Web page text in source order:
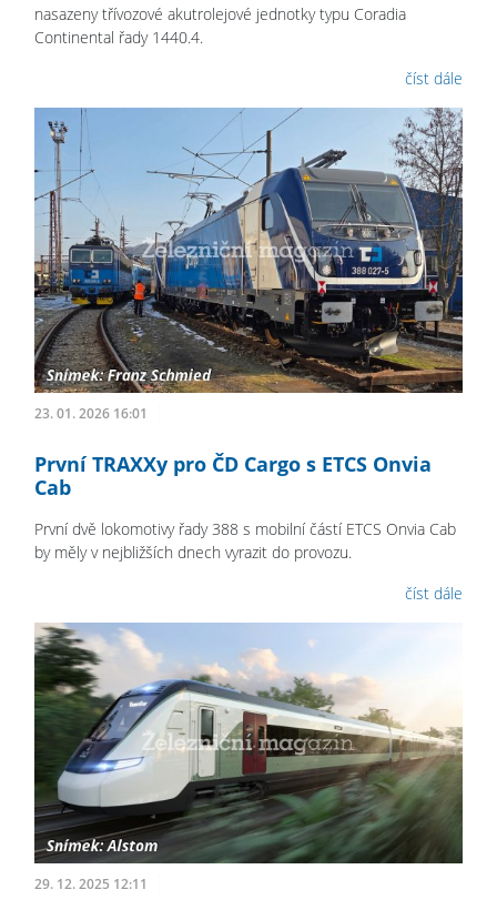
nasazeny třívozové akutrolejové jednotky typu Coradia
Continental řady 1440.4.
číst dále
23. 01. 2026 16:01
První TRAXXy pro ČD Cargo s ETCS Onvia
Cab
První dvě lokomotivy řady 388 s mobilní částí ETCS Onvia Cab
by měly v nejbližších dnech vyrazit do provozu.
číst dále
29. 12. 2025 12:11